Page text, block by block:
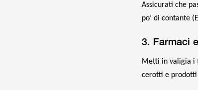
Assicurati che
po’ di contante
3. Farmaci
Metti in valigia i
cerotti e prodotti